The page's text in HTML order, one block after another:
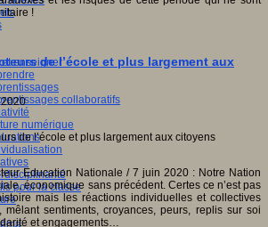
enseigner
collaboratifs
numérique
pour la classe
!
de l’école et plus largement aux
Education Nationale / 7 juin 2020 : Notre Nation
économique sans précédent. Certes ce n’est pas
mais les réactions individuelles et collectives
mêlant sentiments, croyances, peurs, replis sur soi
et engagements…